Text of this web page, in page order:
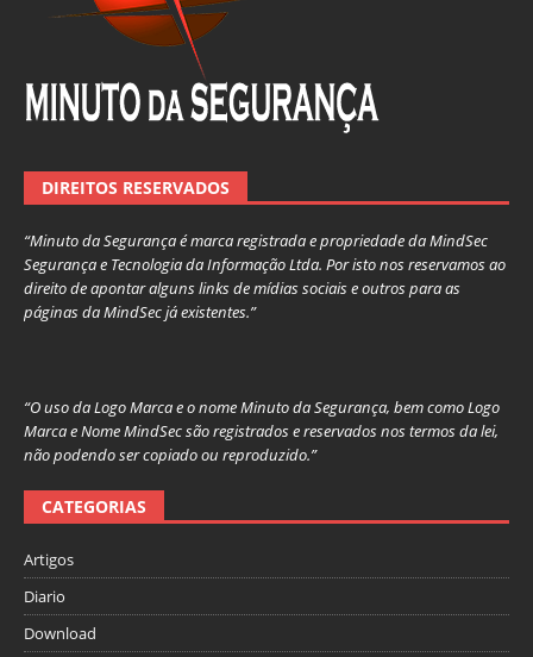
DIREITOS RESERVADOS
“Minuto da Segurança é marca registrada e propriedade da MindSec
Segurança e Tecnologia da Informação Ltda. Por isto nos reservamos ao
direito de apontar alguns links de mídias sociais e outros para as
páginas da MindSec já existentes.”
“O uso da Logo Marca e o nome Minuto da Segurança, bem como Logo
Marca e Nome MindSec são registrados e reservados nos termos da lei,
não podendo ser copiado ou reproduzido.”
CATEGORIAS
Artigos
Diario
Download